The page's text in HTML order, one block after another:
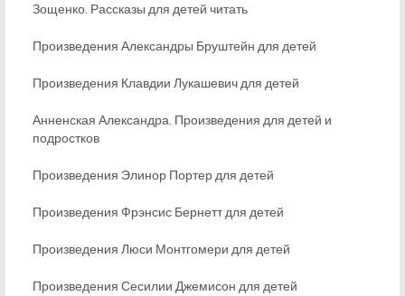
Зощенко. Рассказы для детей читать
Произведения Александры Бруштейн для детей
Произведения Клавдии Лукашевич для детей
Анненская Александра. Произведения для детей и
подростков
Произведения Элинор Портер для детей
Произведения Фрэнсис Бернетт для детей
Произведения Люси Монтгомери для детей
Произведения Сесилии Джемисон для детей